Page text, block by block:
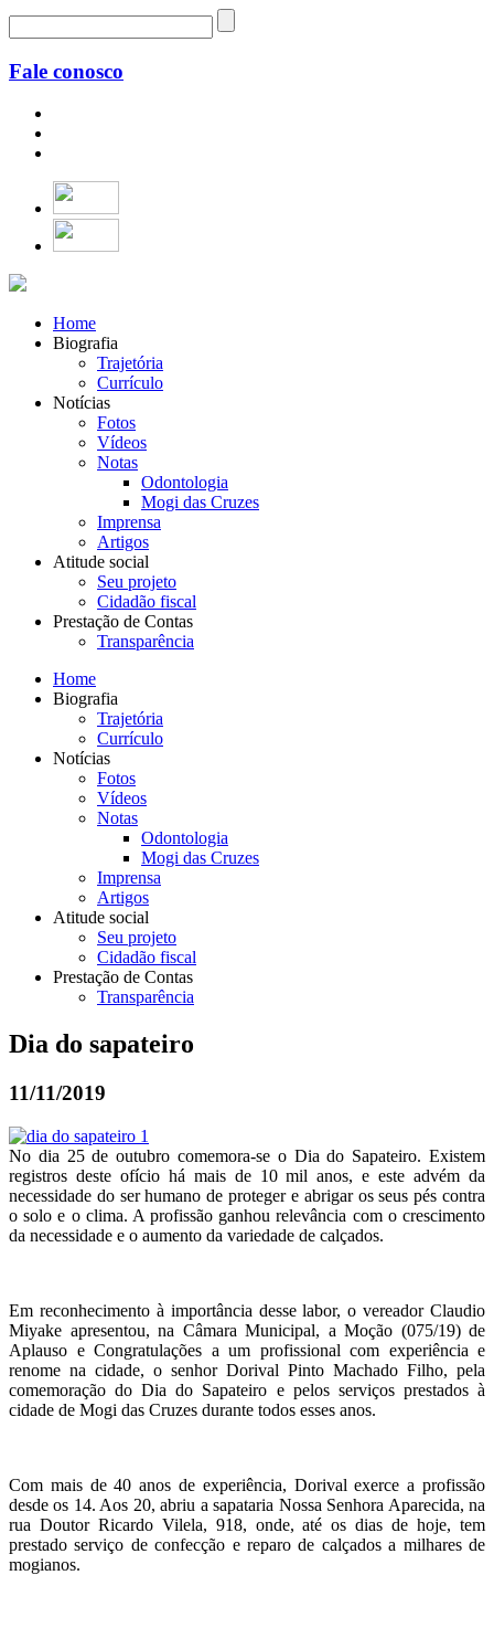
Fale conosco
Home
Biografia
Trajetória
Currículo
Notícias
Fotos
Vídeos
Notas
Odontologia
Mogi das Cruzes
Imprensa
Artigos
Atitude social
Seu projeto
Cidadão fiscal
Prestação de Contas
Transparência
Home
Biografia
Trajetória
Currículo
Notícias
Fotos
Vídeos
Notas
Odontologia
Mogi das Cruzes
Imprensa
Artigos
Atitude social
Seu projeto
Cidadão fiscal
Prestação de Contas
Transparência
Dia do sapateiro
11/11/2019
No dia 25 de outubro comemora-se o Dia do Sapateiro. Existem
registros deste ofício há mais de 10 mil anos, e este advém da
necessidade do ser humano de proteger e abrigar os seus pés contra
o solo e o clima. A profissão ganhou relevância com o crescimento
da necessidade e o aumento da variedade de calçados.
Em reconhecimento à importância desse labor, o vereador Claudio
Miyake apresentou, na Câmara Municipal, a Moção (075/19) de
Aplauso e Congratulações a um profissional com experiência e
renome na cidade, o senhor Dorival Pinto Machado Filho, pela
comemoração do Dia do Sapateiro e pelos serviços prestados à
cidade de Mogi das Cruzes durante todos esses anos.
Com mais de 40 anos de experiência, Dorival exerce a profissão
desde os 14. Aos 20, abriu a sapataria Nossa Senhora Aparecida, na
rua Doutor Ricardo Vilela, 918, onde, até os dias de hoje, tem
prestado serviço de confecção e reparo de calçados a milhares de
mogianos.